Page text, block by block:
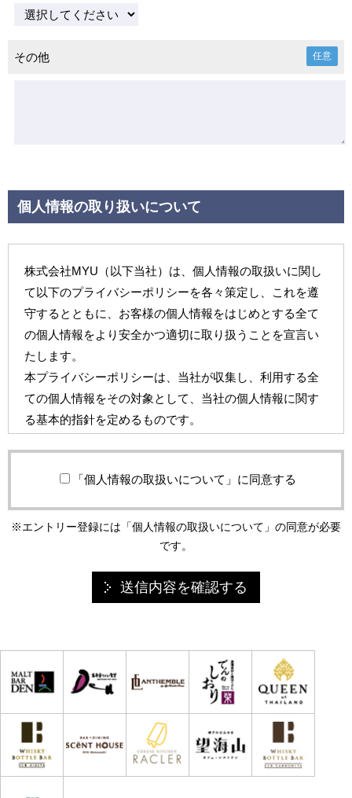
その他 任意
個人情報の取り扱いについて
株式会社MYU（以下当社）は、個人情報の取扱いに関し
て以下のプライバシーポリシーを各々策定し、これを遵
守するとともに、お客様の個人情報をはじめとする全て
の個人情報をより安全かつ適切に取り扱うことを宣言い
たします。
本プライバシーポリシーは、当社が収集し、利用する全
ての個人情報をその対象として、当社の個人情報に関す
る基本的指針を定めるものです。
1.個人情報の取得とその利用について必要な範囲におい
て個人情報（お名前・ご住所・お電話番号・メールアド
ムページにおいて収集した個人情報については、お客さ
まに連絡をとるため、またはお客さまに当社事業に関す
当する場合を除き、第三者に開示および提供をいたしま
せん。(お客さまの同意がある場合、その他、法律にもと
づき開示が義務づけられるなど、正当な理由がある場合)
なお、当社は、登録いただいた個人情報を業務委託先に
開示・提供する場合においても、業務委託先に当社と同
「個人情報の取扱いについて」に同意する
※エントリー登録には「個人情報の取扱いについて」の同意が必要
です。